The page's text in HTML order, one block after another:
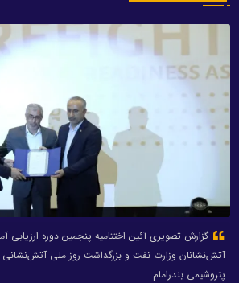
گزارش تصویری آئین اختتامیه پنجمین دوره
آتش‌نشانان وزارت نفت و بزرگداشت روز ملی آتش‌نشانی
پتروشیمی بندرامام